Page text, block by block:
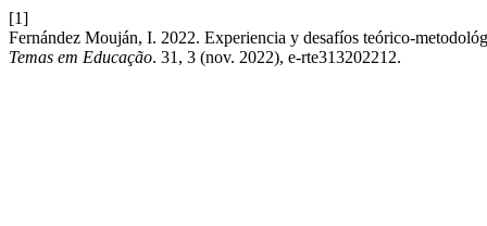
[1]
Fernández Mouján, I. 2022. Experiencia y desafíos teórico-
Temas em Educação. 31, 3 (nov. 2022), e-rte313202212.